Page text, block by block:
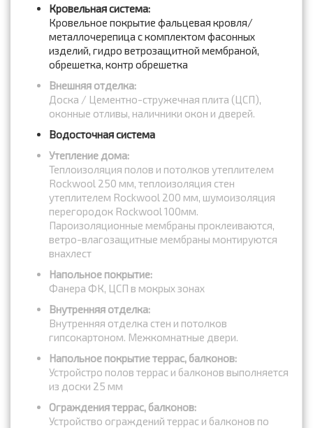
Кровельная система:
Кровельное покрытие фальцевая кровля/
металлочерепица с комплектом фасонных
изделий, гидро ветрозащитной мембраной,
обрешетка, контр обрешетка
Внешняя отделка:
Доска / Цементно-стружечная плита (ЦСП),
оконные отливы, наличники окон и дверей.
Водосточная система
Утепление дома:
Теплоизоляция полов и потолков утеплителем
Rockwool 250 мм, теплоизоляция стен
утеплителем Rockwool 200 мм, шумоизоляция
перегородок Rockwool 100мм.
Пароизоляционные мембраны проклеиваются,
ветро-влагозащитные мембраны монтируются
внахлест
Напольное покрытие:
Фанера ФК, ЦСП в мокрых зонах
Внутренняя отделка:
Внутренняя отделка стен и потолков
гипсокартоном. Межкомнатные двери.
Напольное покрытие террас, балконов:
Устройстро полов террас и балконов выполняется
из доски 25 мм
Ограждения террас, балконов:
Устройство ограждений террас и балконов по